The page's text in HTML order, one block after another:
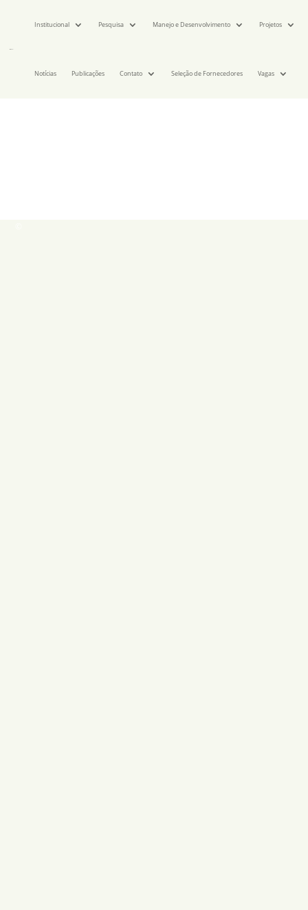
Institucional Pesquisa Manejo e Desenvolvimento Projetos
Notícias Publicações Contato Seleção de Fornecedores Vagas